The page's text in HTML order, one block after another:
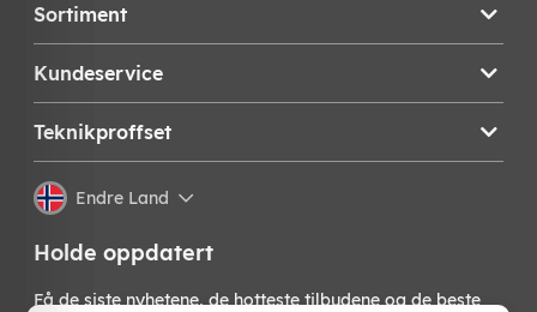
Sortiment
Kundeservice
Teknikproffset
Endre Land
Holde oppdatert
Få de siste nyhetene, de hotteste tilbudene og de beste